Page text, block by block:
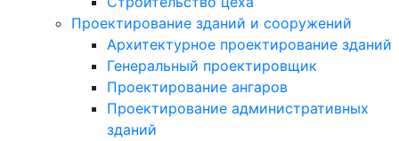
Проектирование зданий и сооружений
Архитектурное проектирование зданий
Генеральный проектировщик
Проектирование ангаров
Проектирование административных
зданий